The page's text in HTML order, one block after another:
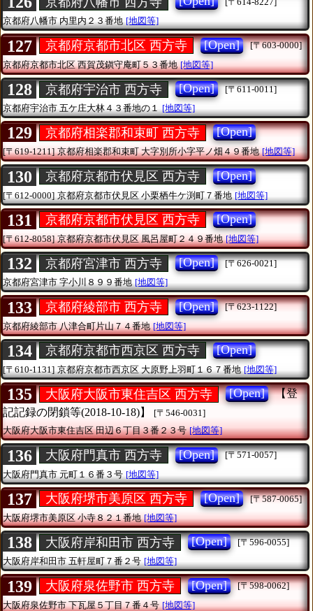
京都府八幡市内里内２３番地 [地図等]
127 京都府京都市北区 西方寺 [Open]
[〒603-0000]
京都府京都市北区西賀茂鎭守庵町５３番地 [地図等]
128 京都府宇治市 西方寺 [Open]
[〒611-0011]
京都府宇治市五ケ庄大林４３番地の１ [地図等]
129 京都府相楽郡和束町 西方寺 [Open]
[〒619-1211] 京都府相楽郡和束町大字別所小字平ノ畑４９番地 [地図等]
130 京都府京都市伏見区 西方寺 [Open]
[〒612-0000] 京都府京都市伏見区 小栗栖牛ケ渕町７番地 [地図等]
131 京都府京都市伏見区 西方寺 [Open]
[〒612-8058] 京都府京都市伏見区風呂屋町２４９番地 [地図等]
132 京都府宮津市 西方寺 [Open]
[〒626-0021]
京都府宮津市字小川８９９番地 [地図等]
133 京都府綾部市 西方寺 [Open]
[〒623-1122]
京都府綾部市八津合町片山７４番地 [地図等]
134 京都府京都市西京区 西方寺 [Open]
[〒610-1131] 京都府京都市西京区 大原野上羽町１６７番地 [地図等]
135 大阪府大阪市東住吉区 西方寺 [Open]
【登
記記録の閉鎖等(2018-10-18)】
[〒546-0031]
大阪府大阪市東住吉区田辺６丁目３番２３号 [地図等]
136 大阪府門真市 西方寺 [Open]
[〒571-0057]
大阪府門真市 元町１６番３号 [地図等]
137 大阪府堺市美原区 西方寺 [Open]
[〒587-0065]
大阪府堺市美原区小寺８２１番地 [地図等]
138 大阪府岸和田市 西方寺 [Open]
[〒596-0055]
大阪府岸和田市五軒屋町７番２号 [地図等]
139 大阪府泉佐野市 西方寺 [Open]
[〒598-0062]
大阪府泉佐野市下瓦屋５丁目７番４号 [地図等]